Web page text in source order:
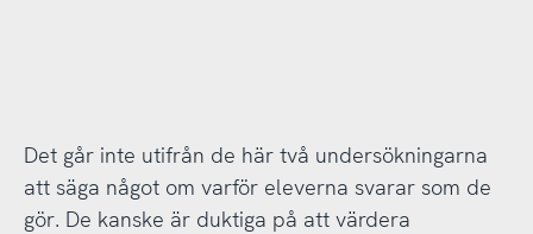
Det går inte utifrån de här två undersökningarna
att säga något om varför eleverna svarar som de
gör. De kanske är duktiga på att värdera